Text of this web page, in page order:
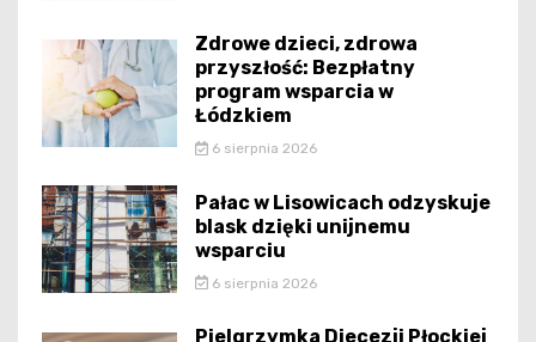
Zdrowe dzieci, zdrowa
przyszłość: Bezpłatny
program wsparcia w
Łódzkiem
6 sierpnia 2026
Pałac w Lisowicach odzyskuje
blask dzięki unijnemu
wsparciu
6 sierpnia 2026
Pielgrzymka Diecezji Płockiej